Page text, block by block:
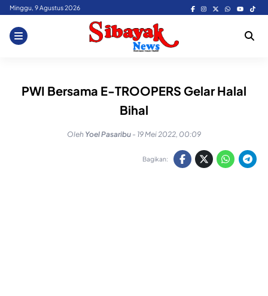
Skip
content
Minggu, 9 Agustus 2026
PWI Bersama E-TROOPERS Gelar Halal
Bihal
Oleh Yoel Pasaribu - 19 Mei 2022, 00:09
Bagikan: